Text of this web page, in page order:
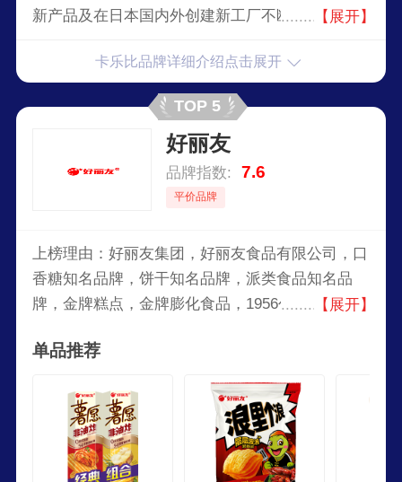
新产品及在日本国内外创建新工厂不断发展壮大。
道薯条三兄弟和早餐麦片。
【展开】
卡乐比品牌详细介绍点击展开
TOP 5
好丽友
品牌指数: 7.6
平价品牌
上榜理由：好丽友集团，好丽友食品有限公司，口
香糖知名品牌，饼干知名品牌，派类食品知名品
牌，金牌糕点，金牌膨化食品，1956创立于年韩
综合性食品企业。
【展开】
单品推荐